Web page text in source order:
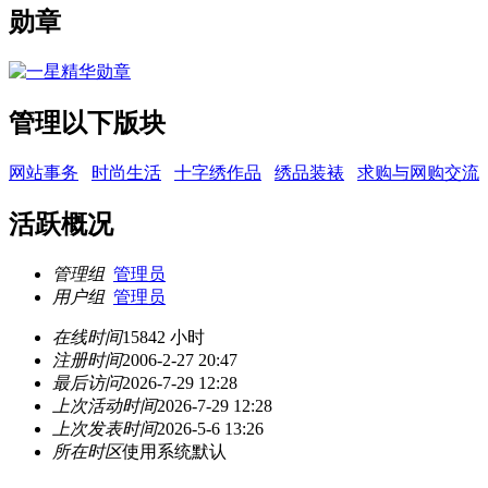
勋章
管理以下版块
网站事务 时尚生活 十字绣作品 绣品装裱 求购与网购交流
活跃概况
管理组 管理员
用户组 管理员
在线时间15842 小时
注册时间2006-2-27 20:47
最后访问2026-7-29 12:28
上次活动时间2026-7-29 12:28
上次发表时间2026-5-6 13:26
所在时区使用系统默认